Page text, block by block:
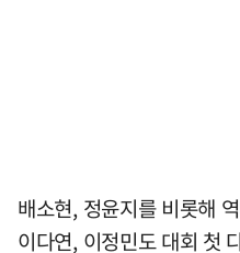
배소현, 정윤지를 비롯해
이다연, 이정민도 대회 첫